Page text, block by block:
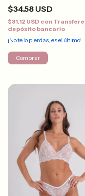
$34.58 USD
$31.12 USD con
depósito bancario
¡No te lo pierdas, es el último!
Comprar